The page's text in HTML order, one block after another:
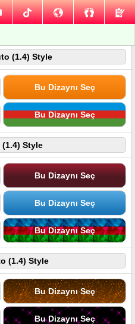
(1.4) Style
Bu Dizaynı Seç
Bu Dizaynı Seç
Style
Bu Dizaynı Seç
Bu Dizaynı Seç
Bu Dizaynı Seç
(1.4) Style
Bu Dizaynı Seç
Bu Dizaynı Seç